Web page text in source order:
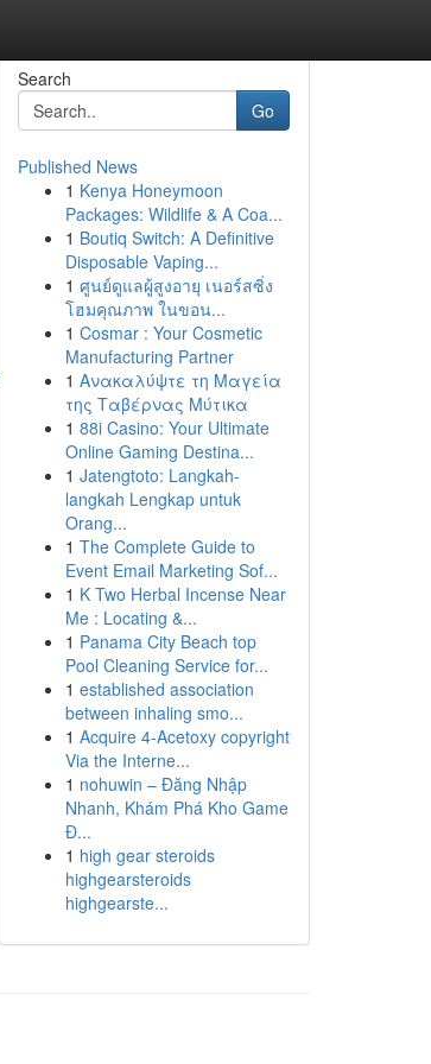
Search
Go
Published News
1 Kenya Honeymoon
Packages: Wildlife & A Coa...
1 Boutiq Switch: A Definitive
Disposable Vaping...
1 ศูนย์ดูแลผู้สูงอายุ เนอร์สซิ่ง
โฮมคุณภาพ ในขอน...
1 Cosmar : Your Cosmetic
Manufacturing Partner
1 Ανακαλύψτε τη Μαγεία
της Ταβέρνας Μύτικα
1 88i Casino: Your Ultimate
Online Gaming Destina...
1 Jatengtoto: Langkah-
langkah Lengkap untuk
Orang...
1 The Complete Guide to
Event Email Marketing Sof...
1 K Two Herbal Incense Near
Me : Locating &...
1 Panama City Beach top
Pool Cleaning Service for...
1 established association
between inhaling smo...
1 Acquire 4-Acetoxy copyright
Via the Interne...
1 nohuwin – Đăng Nhập
Nhanh, Khám Phá Kho Game
Đ...
1 high gear steroids
highgearsteroids
highgearste...